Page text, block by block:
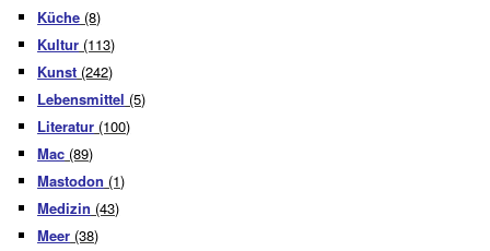
Küche (8)
Kultur (113)
Kunst (242)
Lebensmittel (5)
Literatur (100)
Mac (89)
Mastodon (1)
Medizin (43)
Meer (38)